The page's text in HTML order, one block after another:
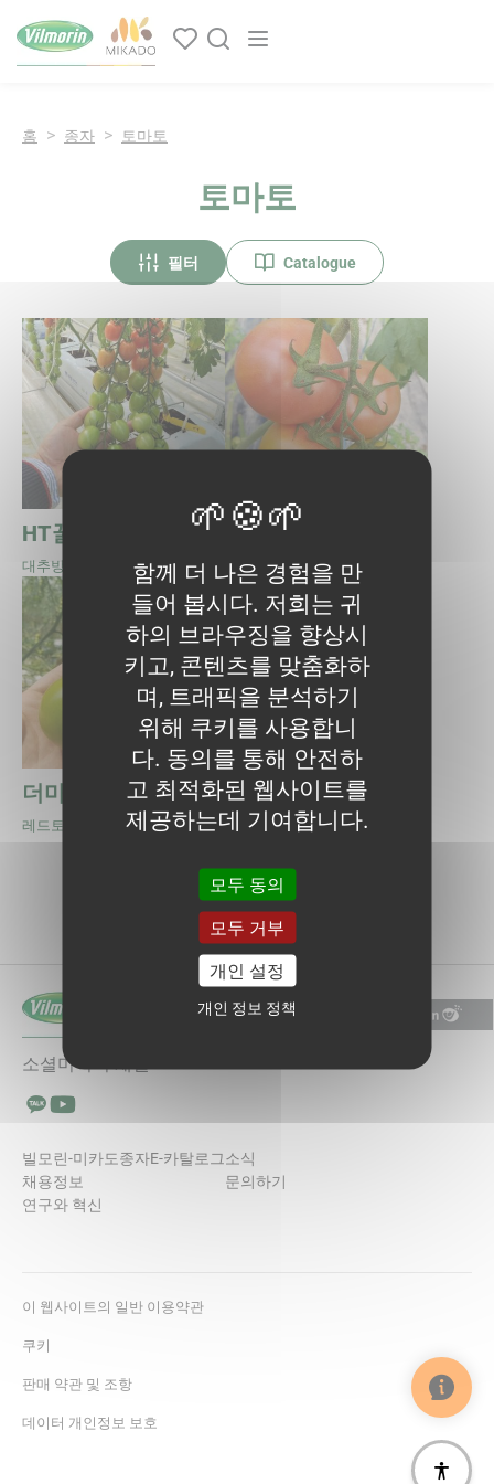
Main navigation
홈 종자 토마토
토마토
필터 Catalogue
HT꿀팁
대추방울토마토
TS쏠리드
핑크토마토
더마테
레드토마토
TY엘리제
핑크토마토
이전 페이지(current page)
(not available)
소셜미디어 채널
Talk에서 팔로우 (새 창에서 열림)
YouTube에서 팔로우 (새 창에서 열림)
빌모린-미카도
채용정보
연구와 혁신
종자E-카탈로그소식
문의하기
이 웹사이트의 일반 이용약관
쿠키
판매 약관 및 조항
데이터 개인정보 보호
함께 더 나은 경험을 만
들어 봅시다. 저희는 귀
하의 브라우징을 향상시
키고, 콘텐츠를 맞춤화하
며, 트래픽을 분석하기
위해 쿠키를 사용합니
다. 동의를 통해 안전하
고 최적화된 웹사이트를
제공하는데 기여합니다.
모두 동의
모두 거부
개인 설정
개인 정보 정책